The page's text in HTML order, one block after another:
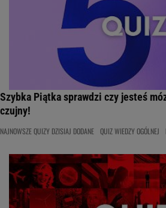
Szybka Piątka sprawdzi czy jesteś
czujny!
NAJNOWSZE QUIZY DZISIAJ DODANE QUIZ WIEDZY OGÓLNEJ